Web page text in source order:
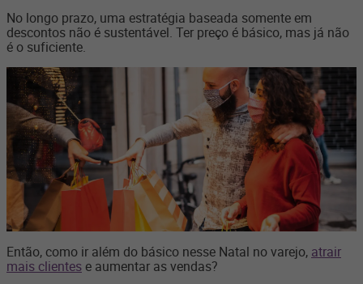
No longo prazo, uma estratégia baseada somente em
descontos não é sustentável. Ter preço é básico, mas já não
é o suficiente.
Então, como ir além do básico nesse Natal no varejo, atrair
mais clientes e aumentar as vendas?